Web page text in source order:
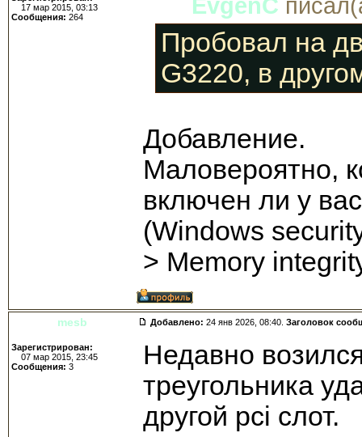
17 мар 2015, 03:13
Сообщения: 264 EvgenC
Пробовал на
G3220, в
Добавление.
Маловероятно,
включен ли у
(Windows
> Memory
mesb Добавлено: 24 янв 2026, 08:40. Заголовок
Зарегистрирован:
07 мар 2015, 23:45
Сообщения: 3
Недавно
треугольника
другой pci слот.